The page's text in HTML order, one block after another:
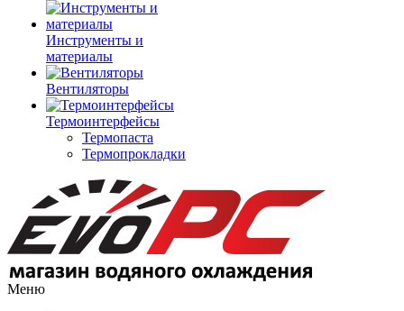
Инструменты и
материалы
Вентиляторы
Термоинтерфейсы
Термопаста
Термопрокладки
Меню